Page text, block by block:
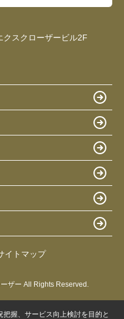
スクローザービル2F
イトマップ
ザー All Rights Reserved.
握、サービス向上検討を目的と